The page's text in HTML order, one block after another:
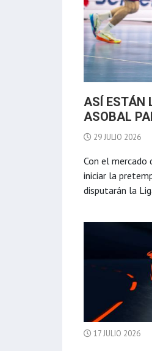
ASÍ ESTÁN
ASOBAL
29 JULIO 2026
Con el mercado
iniciar la
disputarán la
17 JULIO 2026